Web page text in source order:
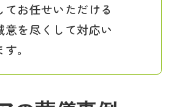
てお任せいただける
意を尽くして対応い
。